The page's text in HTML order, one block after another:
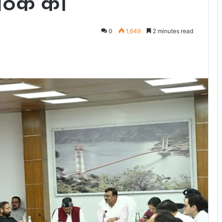
0 1,649 2 minutes read